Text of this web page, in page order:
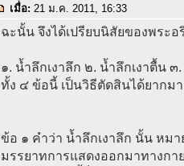
เมื่อ: 21 ม.ค. 2011, 16:33
ฉะนั้น จึงได้เปรียบนิสัยของพระอ
๑. น้ำลึกเงาลึก ๒. น้ำลึกเงาตื้น
ทั้ง ๔ ข้อนี้ เป็นวิธีตัดสินได้ยากม
ข้อ ๑ คำว่า น้ำลึกเงาลึก นั้น หม
มรรยาทการแสดงออกมาทางก